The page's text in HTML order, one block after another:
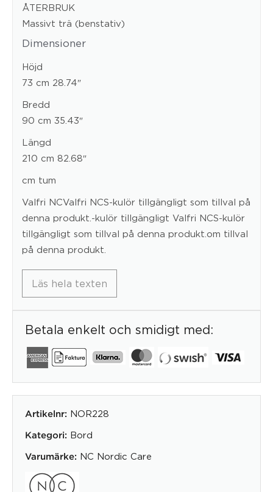
ÅTERBRUK
Massivt trä (benstativ)
Dimensioner
Höjd
73 cm 28.74″
Bredd
90 cm 35.43″
Längd
210 cm 82.68″
cm tum
Valfri NCValfri NCS-kulör tillgängligt som tillval på
denna produkt.-kulör tillgängligt Valfri NCS-kulör
tillgängligt som tillval på denna produkt.om tillval
på denna produkt.
Läs hela texten
Betala enkelt och smidigt med:
Artikelnr: NOR228
Kategori: Bord
Varumärke: NC Nordic Care